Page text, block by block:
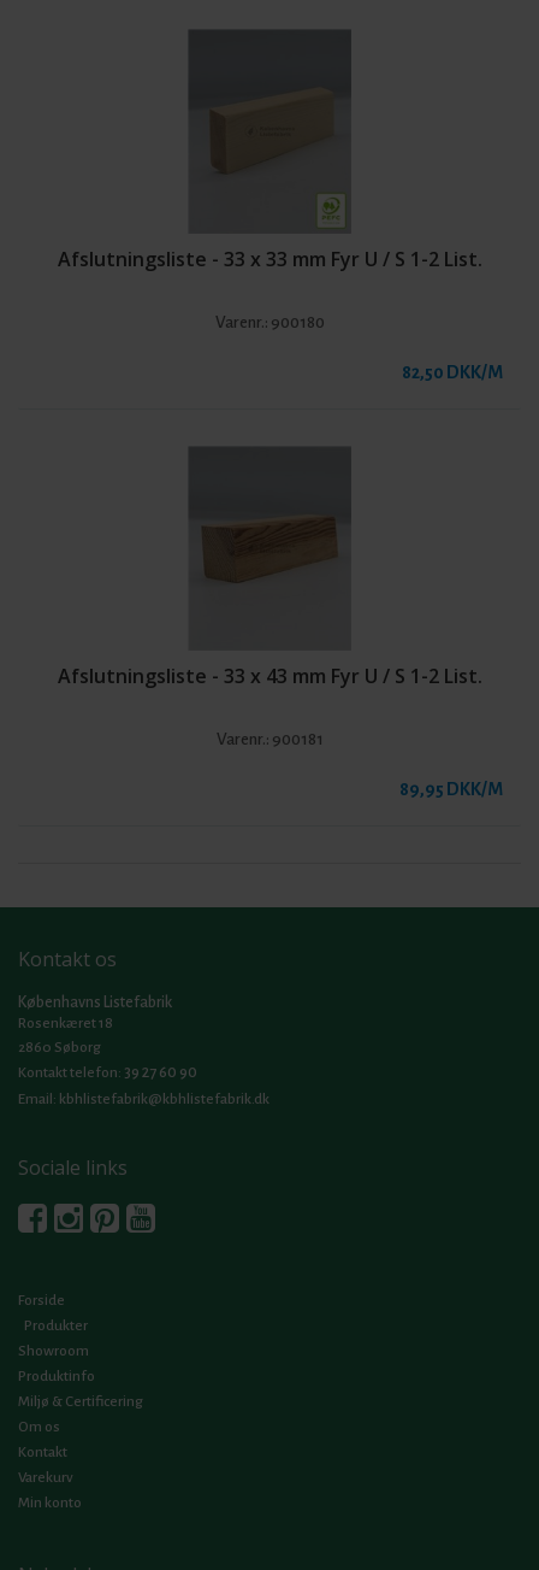
Afslutningsliste - 33 x 33 mm Fyr U / S 1-2 List.
Varenr.: 900180
82,50 DKK/M
Afslutningsliste - 33 x 43 mm Fyr U / S 1-2 List.
Varenr.: 900181
89,95 DKK/M
Kontakt os
Københavns Listefabrik
Rosenkæret 18
2860 Søborg
Kontakt telefon: 39 27 60 90
Email: kbhlistefabrik@kbhlistefabrik.dk
Sociale links
Forside
Produkter
Showroom
Produktinfo
Miljø & Certificering
Om os
Kontakt
Varekurv
Min konto